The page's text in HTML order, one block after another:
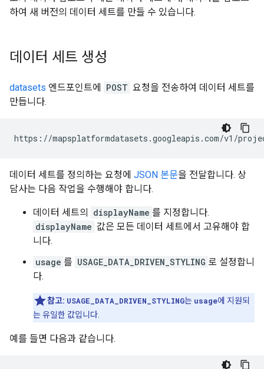
하여 새 버전의 데이터 세트를 만들 수 있습니다.
데이터 세트 생성
datasets 엔드포인트에 POST 요청을 전송하여 데이터 세트를
만듭니다.
https://mapsplatformdatasets.googleapis.com/v1/
데이터 세트를 정의하는 요청에 JSON 본문을 전달합니다. 상
담사는 다음 작업을 수행해야 합니다.
데이터 세트의 displayName 를 지정합니다.
displayName 값은 모든 데이터 세트에서 고유해야 합
니다.
usage 를 USAGE_DATA_DRIVEN_STYLING 로 설정합니
다.
참고: USAGE_DATA_DRIVEN_STYLING는 usage에 지원되
는 유일한 값입니다.
예를 들면 다음과 같습니다.